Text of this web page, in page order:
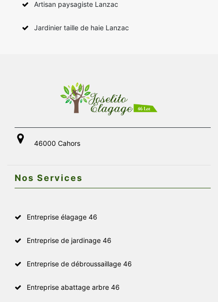
Artisan paysagiste Lanzac
Jardinier taille de haie Lanzac
46000 Cahors
Nos Services
Entreprise élagage 46
Entreprise de jardinage 46
Entreprise de débroussaillage 46
Entreprise abattage arbre 46